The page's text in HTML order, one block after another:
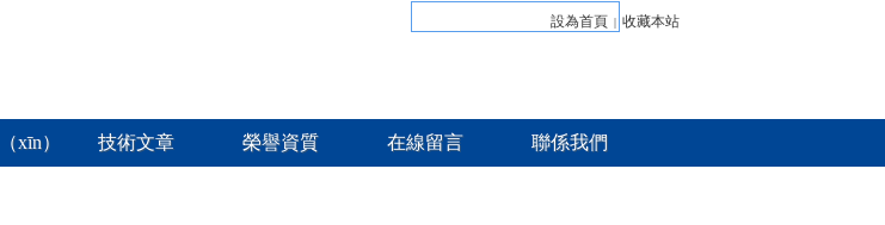
設為首頁 | 收藏本站
xīn） 技術文章 榮譽資質 在線留言 聯係我們